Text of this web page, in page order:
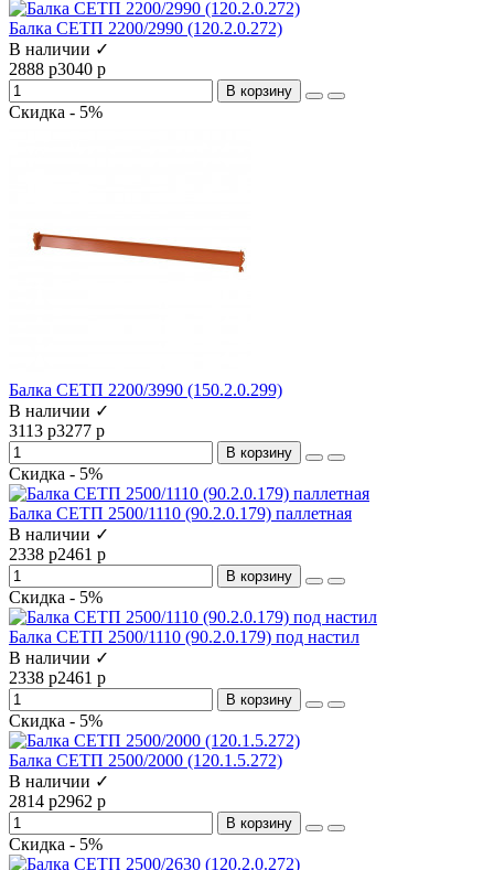
Балка СЕТП 2200/2990 (120.2.0.272)
В наличии ✓
2888 р3040 р
В корзину
Скидка - 5%
Балка СЕТП 2200/3990 (150.2.0.299)
В наличии ✓
3113 р3277 р
В корзину
Скидка - 5%
Балка СЕТП 2500/1110 (90.2.0.179) паллетная
В наличии ✓
2338 р2461 р
В корзину
Скидка - 5%
Балка СЕТП 2500/1110 (90.2.0.179) под настил
В наличии ✓
2338 р2461 р
В корзину
Скидка - 5%
Балка СЕТП 2500/2000 (120.1.5.272)
В наличии ✓
2814 р2962 р
В корзину
Скидка - 5%